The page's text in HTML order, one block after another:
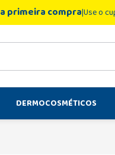
primeira compraUse o
DERMOCOSMÉTICOS